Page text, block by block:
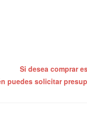
Si desea comprar
puedes solicitar